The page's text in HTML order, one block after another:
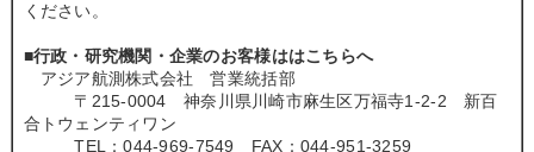
ください。
■行政・研究機関・企業のお客様ははこちらへ
アジア航測株式会社 営業統括部
〒215-0004 神奈川県川崎市麻生区万福寺1‐2‐2 新百
合トウェンティワン
TEL：044-969-7549 FAX：044-951-3259